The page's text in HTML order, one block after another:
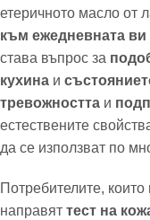
етеричното масло от
към ежедневната ви
става въпрос за
кухина и
тревожността и
естествените
да се използват по
Потребителите,
направят тест на